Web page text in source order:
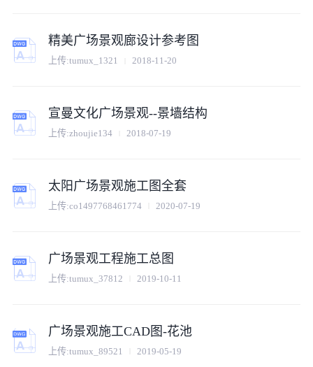
精美广场景观廊设计参考图
上传:tumux_1321 2018-11-20
宣曼文化广场景观--景墙结构
上传:zhoujie134 2018-07-19
太阳广场景观施工图全套
上传:co1497768461774 2020-07-19
广场景观工程施工总图
上传:tumux_37812 2019-10-11
广场景观施工CAD图-花池
上传:tumux_89521 2019-05-19